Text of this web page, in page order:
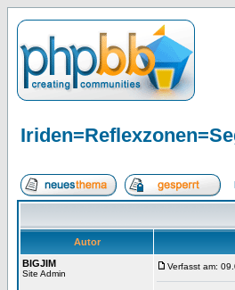
Autor
BIGJIM
Site Admin
Verfasst am: